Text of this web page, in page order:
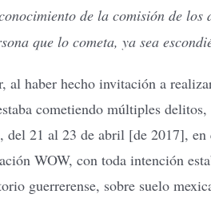
de la comisión de
que lo cometa, ya sea
al haber hecho invitación a
cometiendo múltiples
del 21 al 23 de abril [de 2017], en
WOW, con toda intención
guerrerense, sobre suelo